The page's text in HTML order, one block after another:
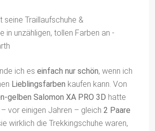
ich es einfach nur schön, wenn ich
Lieblingsfarben kaufen kann. Von
gelben Salomon XA PRO 3D hatte
vor einigen Jahren – gleich 2 Paare
wirklich die Trekkingschuhe waren,